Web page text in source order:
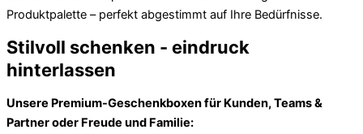
Produktpalette – perfekt abgestimmt auf Ihre Bedürfnisse.
Stilvoll schenken - eindruck
hinterlassen
Unsere Premium-Geschenkboxen für Kunden, Teams &
Partner oder Freude und Familie: